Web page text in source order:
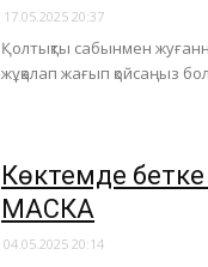
17.05.2025 20:37
Қолтықты сабынмен
жұқалап жағып қойсаңыз
​Көктемде бетке
МАСКА
04.05.2025 20:14